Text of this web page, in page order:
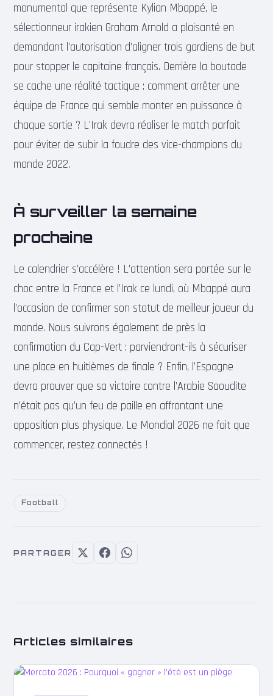
monumental que représente Kylian Mbappé, le
sélectionneur irakien Graham Arnold a plaisanté en
demandant l’autorisation d’aligner trois gardiens de but
pour stopper le capitaine français. Derrière la boutade
se cache une réalité tactique : comment arrêter une
équipe de France qui semble monter en puissance à
chaque sortie ? L’Irak devra réaliser le match parfait
pour éviter de subir la foudre des vice-champions du
monde 2022.
À surveiller la semaine
prochaine
Le calendrier s’accélère ! L’attention sera portée sur le
choc entre la France et l’Irak ce lundi, où Mbappé aura
l’occasion de confirmer son statut de meilleur joueur du
monde. Nous suivrons également de près la
confirmation du Cap-Vert : parviendront-ils à sécuriser
une place en huitièmes de finale ? Enfin, l’Espagne
devra prouver que sa victoire contre l’Arabie Saoudite
n’était pas qu’un feu de paille en affrontant une
opposition plus physique. Le Mondial 2026 ne fait que
commencer, restez connectés !
Football
PARTAGER
Articles similaires